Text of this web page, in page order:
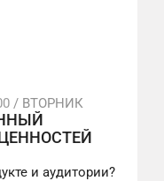
/ ВТОРНИК
и аудитории?